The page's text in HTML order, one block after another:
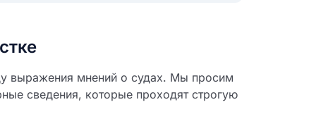
выражения мнений о судах. Мы просим
сведения, которые проходят строгую